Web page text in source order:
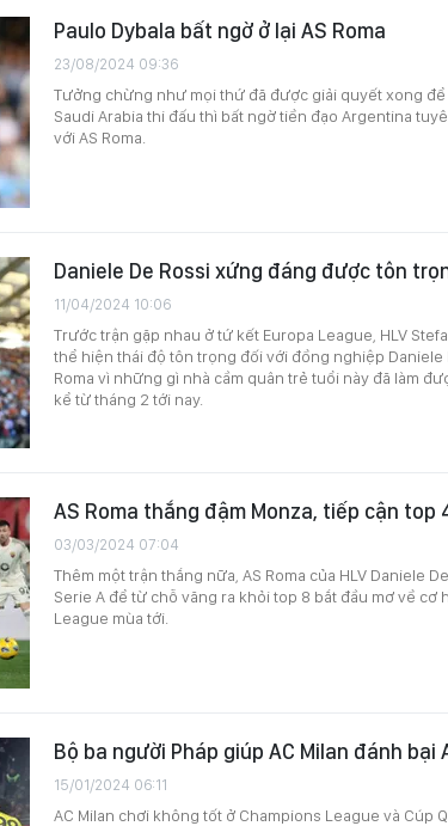
Paulo Dybala bất ngờ ở lại AS Roma
23/08/2024 09:36
Tưởng chừng như mọi thứ đã được giải quyết xong để
Saudi Arabia thi đấu thì bất ngờ tiền đạo Argentina
với AS Roma.
Daniele De Rossi xứng đáng được tôn
11/04/2024 10:06
Trước trận gặp nhau ở tứ kết Europa League, HLV
thể hiện thái độ tôn trọng đối với đồng nghiệp Daniele
Roma vì những gì nhà cầm quân trẻ tuổi này đã làm
kể từ tháng 2 tới nay.
AS Roma thắng đậm Monza, tiếp cận top
03/03/2024 07:04
Thêm một trận thắng nữa, AS Roma của HLV Daniele
Serie A để từ chỗ văng ra khỏi top 8 bắt đầu mơ về cơ
League mùa tới.
Bộ ba người Pháp giúp AC Milan đánh bại
15/01/2024 06:11
AC Milan chơi không tốt ở Champions League và Cúp